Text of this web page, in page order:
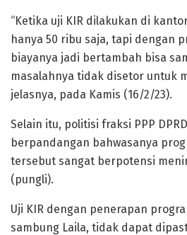
“Ketika uji KIR dilakukan di
hanya 50 ribu saja, tapi dengan
biayanya jadi bertambah bisa
masalahnya tidak disetor untuk
jelasnya, pada Kamis (16/2/23).
Selain itu, politisi fraksi PPP
berpandangan bahwasanya
tersebut sangat berpotensi
(pungli).
Uji KIR dengan penerapan
sambung Laila, tidak dapat